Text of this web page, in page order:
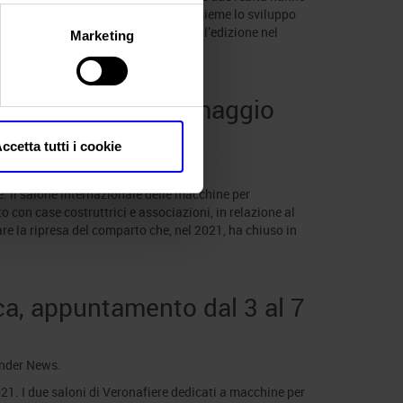
Marketing
tutti i cookie
2026, l’accordo per proseguire insieme lo sviluppo
in vista della prossima l’edizione nel
dal 3 al 7 maggio
underNews.
il salone internazionale delle macchine per
con case costruttrici e associazioni, in relazione al
la ripresa del comparto che, nel 2021, ha chiuso in
appuntamento dal 3 al 7
News.
I due saloni di Veronafiere dedicati a macchine per